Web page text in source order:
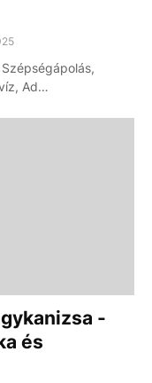
Ad…
-
és